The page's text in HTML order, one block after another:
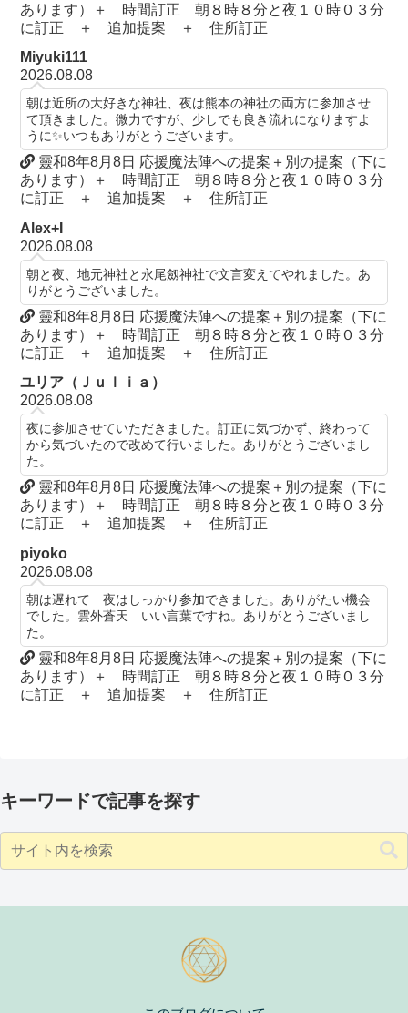
あります）＋ 時間訂正 朝８時８分と夜１０時０３分
に訂正 ＋ 追加提案 ＋ 住所訂正
Miyuki111
2026.08.08
朝は近所の大好きな神社、夜は熊本の神社の両方に参加させ
て頂きました。微力ですが、少しでも良き流れになりますよ
うに✨いつもありがとうございます。
靈和8年8月8日 応援魔法陣への提案＋別の提案（下に
あります）＋ 時間訂正 朝８時８分と夜１０時０３分
に訂正 ＋ 追加提案 ＋ 住所訂正
Alex+I
2026.08.08
朝と夜、地元神社と永尾劔神社で文言変えてやれました。あ
りがとうございました。
靈和8年8月8日 応援魔法陣への提案＋別の提案（下に
あります）＋ 時間訂正 朝８時８分と夜１０時０３分
に訂正 ＋ 追加提案 ＋ 住所訂正
ユリア（Ｊｕｌｉａ）
2026.08.08
夜に参加させていただきました。訂正に気づかず、終わって
から気づいたので改めて行いました。ありがとうございまし
た。
靈和8年8月8日 応援魔法陣への提案＋別の提案（下に
あります）＋ 時間訂正 朝８時８分と夜１０時０３分
に訂正 ＋ 追加提案 ＋ 住所訂正
piyoko
2026.08.08
朝は遅れて 夜はしっかり参加できました。ありがたい機会
でした。雲外蒼天 いい言葉ですね。ありがとうございまし
た。
靈和8年8月8日 応援魔法陣への提案＋別の提案（下に
あります）＋ 時間訂正 朝８時８分と夜１０時０３分
に訂正 ＋ 追加提案 ＋ 住所訂正
キーワードで記事を探す